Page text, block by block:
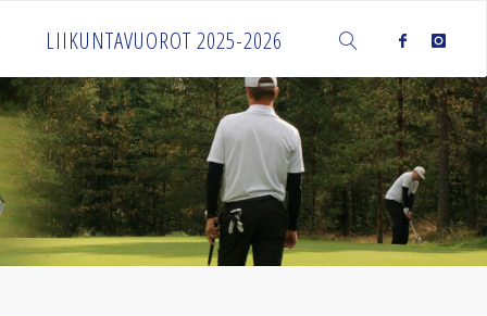
LIIKUNTAVUOROT 2025-2026
SEARCH